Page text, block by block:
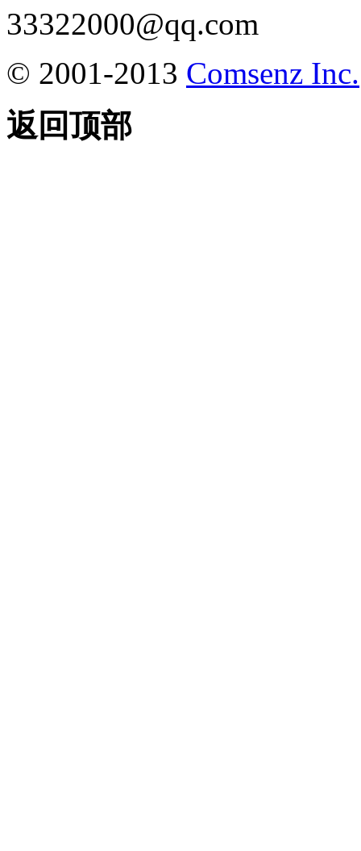
33322000@qq.com
© 2001-2013 Comsenz Inc.
返回顶部